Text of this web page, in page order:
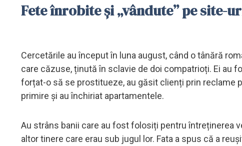
Fete înrobite și „vândute” pe site-
Cercetările au început în luna august, când o tânără
care căzuse, ținută în sclavie de doi compatrioți. Ei au
forțat-o să se prostitueze, au găsit clienți prin reclame
primire și au închiriat apartamentele.
Au strâns banii care au fost folosiți pentru întreținerea
altor tinere care erau sub jugul lor. Fata a spus că a